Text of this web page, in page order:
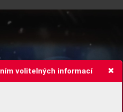
volitelných informací